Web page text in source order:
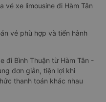
vé xe limousine đi Hàm Tân
vé phù hợp và tiến hành
đi Bình Thuận từ Hàm Tân -
đơn giản, tiện lợi khi
thanh toán khác nhau